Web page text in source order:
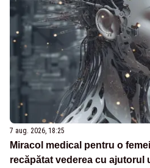
7 aug. 2026, 18:25
Miracol medical pentru o
recăpătat vederea cu ajutorul